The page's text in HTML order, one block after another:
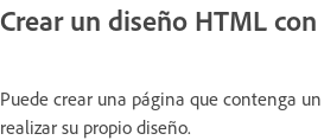
Crear un diseño HTML
Puede crear una página que contenga
realizar su propio diseño.